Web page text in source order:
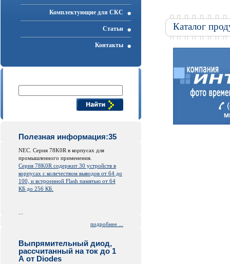
Комплектующие для СКС
Статьи
Контакты
Полезная информация:35
NEC. Серия 78K0R в корпусах для
промышленного применения.
Серия 78K0R содержит 30 устройств в
корпусах с количеством выводов от 64 до
100, и встроенной Flash памятью от 64
КБ до 256 КБ.
подробнее ...
Выпрямительный диод,
рассчитанный на ток до 1
А от Diodes
Каталог